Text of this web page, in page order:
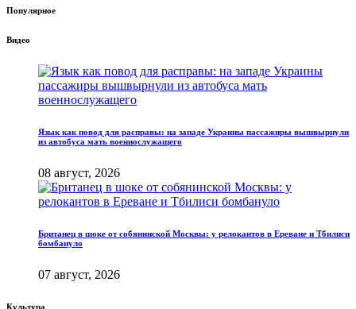
Популярное
Видео
Язык как повод для расправы: на западе Украины пассажиры вышвырнули
из автобуса мать военнослужащего
08 август, 2026
Британец в шоке от собянинской Москвы: у релокантов в Ереване и Тбилиси
бомбануло
07 август, 2026
Культура